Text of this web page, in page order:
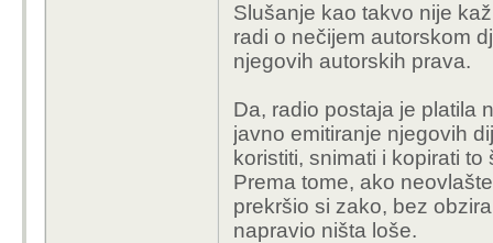
pamet pala nova
nove kompozicije jer
kršenjem autorskih
Slušanje kao takvo nije
radi o nečijem autorskom
njegovih autorskih prava.
Da, radio postaja je platila
javno emitiranje njegovih
koristiti, snimati i kopirati to
Prema tome, ako
prekršio si zako, bez
napravio ništa loše.